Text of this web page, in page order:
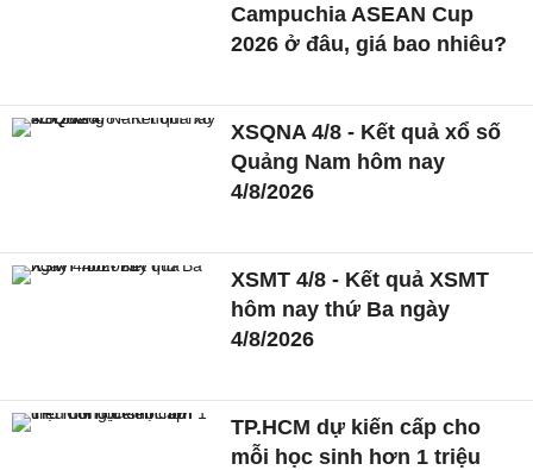
Campuchia ASEAN Cup
2026 ở đâu, giá bao nhiêu?
XSQNA 4/8 - Kết quả xổ số
Quảng Nam hôm nay
4/8/2026
XSMT 4/8 - Kết quả XSMT
hôm nay thứ Ba ngày
4/8/2026
TP.HCM dự kiến cấp cho
mỗi học sinh hơn 1 triệu